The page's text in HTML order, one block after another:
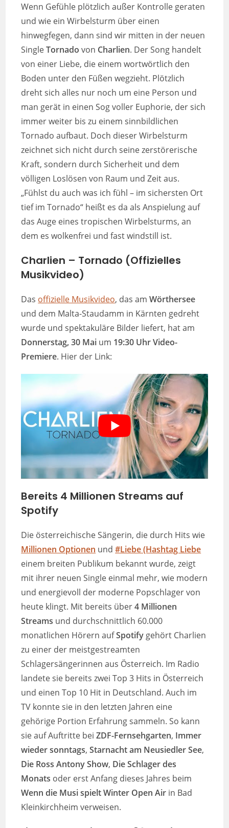
Wenn Gefühle plötzlich außer Kontrolle geraten
und wie ein Wirbelsturm über einen
hinwegfegen, dann sind wir mitten in der neuen
SingleTornado von Charlien. Der Song handelt
von einer Liebe, die einem wortwörtlich den
Boden unter den Füßen wegzieht. Plötzlich
dreht sich alles nur noch um eine Person und
man gerät in einen Sog voller Euphorie, der sich
immer weiter bis zu einem sinnbildlichen
Tornado aufbaut. Doch dieser Wirbelsturm
zeichnet sich nicht durch seine zerstörerische
Kraft, sondern durch Sicherheit und dem
völligen Loslösen von Raum und Zeit aus.
„Fühlst du auch was ich fühl – im sichersten Ort
tief im Tornado“ heißt es da als Anspielung auf
das Auge eines tropischen Wirbelsturms, an
dem es wolkenfrei und fast windstill ist.
Charlien – Tornado (Offizielles
Musikvideo)
Das offizielle Musikvideo, das amWörthersee
und dem Malta-Staudamm in Kärnten gedreht
wurde und spektakuläre Bilder liefert, hat am
Donnerstag, 30 Mai um 19:30 UhrVideo-
Premiere. Hier der Link:
Bereits 4 Millionen Streams auf
Spotify
Die österreichische Sängerin, die durch Hits wie
Millionen Optionen und#Liebe (Hashtag Liebe
einem breiten Publikum bekannt wurde, zeigt
mit ihrer neuen Single einmal mehr, wie modern
und energievoll der moderne Popschlager von
heute klingt. Mit bereits über4 Millionen
Streams und durchschnittlich 60.000
monatlichen Hörern aufSpotify gehört Charlien
zu einer der meistgestreamten
Schlagersängerinnen aus Österreich. Im Radio
landete sie bereits zwei Top 3 Hits in Österreich
und einen Top 10 Hit in Deutschland. Auch im
TV konnte sie in den letzten Jahren eine
gehörige Portion Erfahrung sammeln. So kann
sie auf Auftritte beiZDF-Fernsehgarten, Immer
wieder sonntags,Starnacht am Neusiedler See,
Die Ross Antony Show, Die Schlager des
Monats oder erst Anfang dieses Jahres beim
Wenn die Musi spielt Winter Open Air in Bad
Kleinkirchheim verweisen.